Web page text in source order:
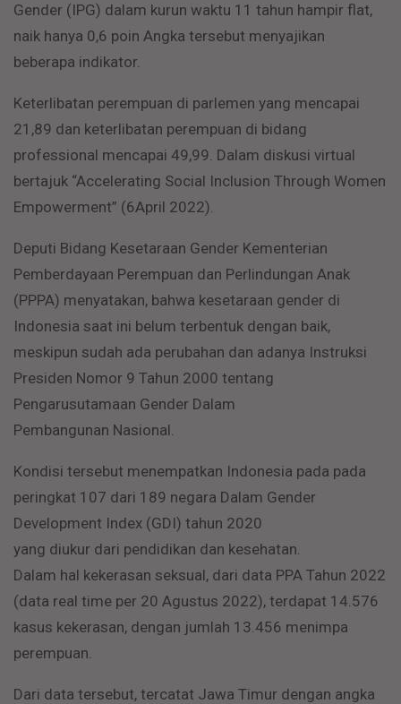
Gender (IPG) dalam kurun waktu 11 tahun hampir flat,
naik hanya 0,6 poin Angka tersebut menyajikan
beberapa indikator.
Keterlibatan perempuan di parlemen yang mencapai
21,89 dan keterlibatan perempuan di bidang
professional mencapai 49,99. Dalam diskusi virtual
bertajuk “Accelerating Social Inclusion Through Women
Empowerment” (6April 2022).
Deputi Bidang Kesetaraan Gender Kementerian
Pemberdayaan Perempuan dan Perlindungan Anak
(PPPA) menyatakan, bahwa kesetaraan gender di
Indonesia saat ini belum terbentuk dengan baik,
meskipun sudah ada perubahan dan adanya Instruksi
Presiden Nomor 9 Tahun 2000 tentang
Pengarusutamaan Gender Dalam
Pembangunan Nasional.
Kondisi tersebut menempatkan Indonesia pada pada
peringkat 107 dari 189 negara Dalam Gender
Development Index (GDI) tahun 2020
yang diukur dari pendidikan dan kesehatan.
Dalam hal kekerasan seksual, dari data PPA Tahun 2022
(data real time per 20 Agustus 2022), terdapat 14.576
kasus kekerasan, dengan jumlah 13.456 menimpa
perempuan.
Dari data tersebut, tercatat Jawa Timur dengan angka